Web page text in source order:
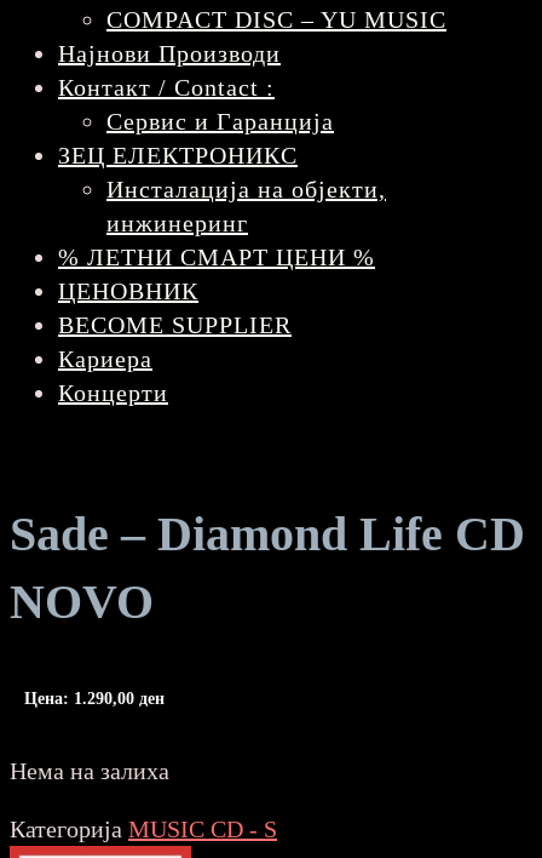
COMPACT DISC – YU MUSIC
Најнови Производи
Контакт / Contact :
Сервис и Гаранција
ЗЕЦ ЕЛЕКТРОНИКС
Инсталација на објекти,
инжинеринг
% ЛЕТНИ СМАРТ ЦЕНИ %
ЦЕНОВНИК
BECOME SUPPLIER
Кариера
Концерти
Sade – Diamond Life CD
NOVO
Цена: 1.290,00 ден
Нема на залиха
Категорија MUSIC CD - S